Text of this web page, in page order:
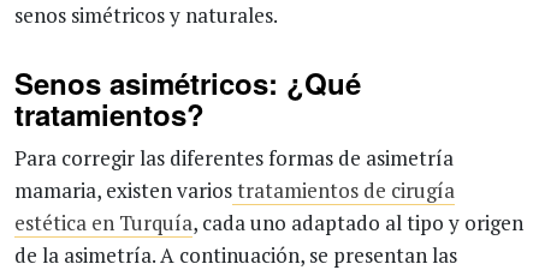
senos simétricos y naturales.
Senos asimétricos: ¿Qué
tratamientos?
Para corregir las diferentes formas de asimetría
mamaria, existen variostratamientos de cirugía
estética en Turquía, cada uno adaptado al tipo y origen
de la asimetría. A continuación, se presentan las